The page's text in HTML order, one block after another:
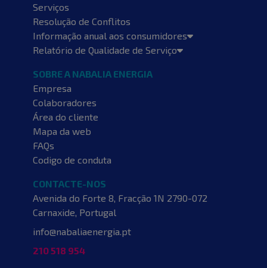
CONTACTE-NOS
Avenida do Forte 8, Fracção 1N 2790-072
Carnaxide, Portugal
info@nabaliaenergia.pt
210 518 954
Serviços
Resolução de Conflitos
Informação anual aos consumidores
Relatório de Qualidade de Serviço
SOBRE A NABALIA ENERGIA
Empresa
Colaboradores
Área do cliente
Mapa da web
FAQs
Codigo de conduta